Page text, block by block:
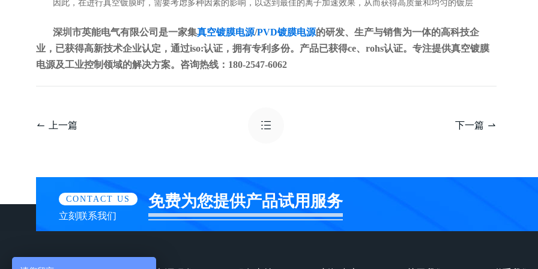
因此，在进行真空镀膜时，需要考虑多种因素的影响，以达到最佳的离子加速效果，从而获得高质量和均匀的镀层
深圳市英能电气有限公司是一家集真空镀膜电源/PVD镀膜电源的研发、生产与销售为一体的高科技企
业，已获得高新技术企业认定，通过iso:认证，拥有专利多份。产品已获得ce、rohs认证。专注提供真空镀膜
电源及工业控制领域的解决方案。咨询热线：180-2547-6062
上一篇 下一篇
CONTACT US
立刻联系我们
免费为您提供产品试用服务